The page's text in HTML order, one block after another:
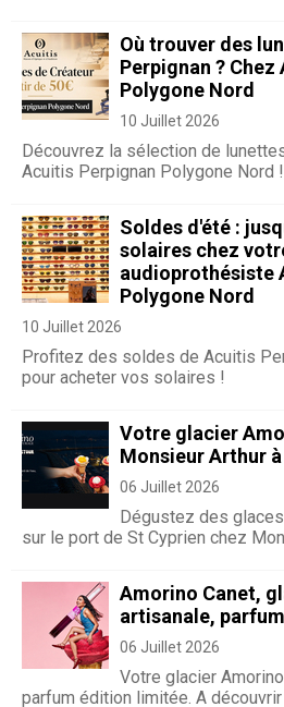
Où trouver des
Perpignan ?
Polygone Nord
10 Juillet 2026
Découvrez la sélection de
Acuitis Perpignan Polygone Nord !
Soldes d'été :
solaires chez
audioprothésiste
Polygone Nord
10 Juillet 2026
Profitez des soldes de Acuitis
pour acheter vos solaires !
Votre glacier
Monsieur Arthur
06 Juillet 2026
Dégustez des
sur le port de St Cyprien chez
Amorino Canet,
artisanale,
06 Juillet 2026
Votre glacier
parfum édition limitée. A découvrir